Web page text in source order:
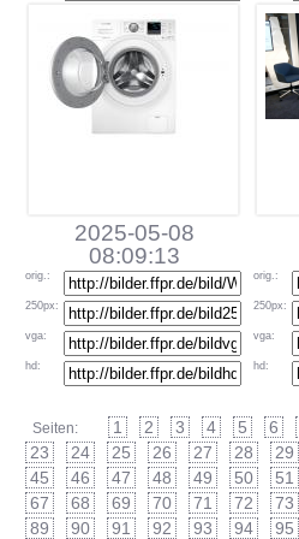
2025-05-08
08:09:13
orig.:
250px:
vga:
hd:
orig.:
250px:
vga:
hd:
Seiten: 1 2 3 4 5 6
23
24 25 26 27 28 29
45
46 47 48 49 50 51
67
68 69 70 71 72 73
89
90 91 92 93 94 95